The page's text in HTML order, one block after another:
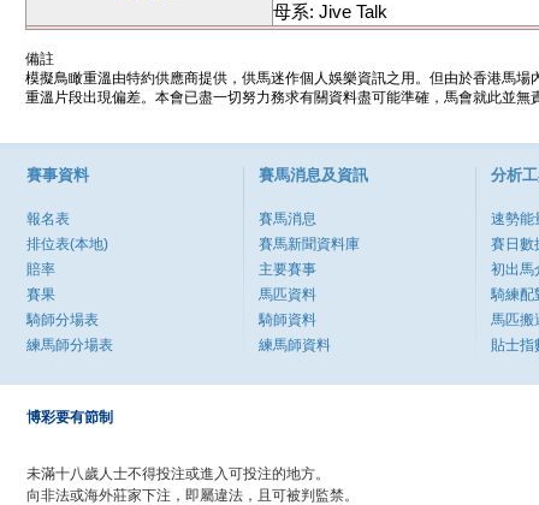
母系: Jive Talk
備註
模擬鳥瞰重溫由特約供應商提供，供馬迷作個人娛樂資訊之用。但由於香港馬
重溫片段出現偏差。本會已盡一切努力務求有關資料盡可能準確，馬會就此並
賽事資料
報名表
排位表(本地)
賠率
賽果
騎師分場表
練馬師分場表
賽馬消息及資訊
賽馬消息
賽馬新聞資料庫
主要賽事
馬匹資料
騎師資料
練馬師資料
分析
速勢能
賽日數
初出馬
騎練配
馬匹搬
貼士指
博彩要有節制
未滿十八歲人士不得投注或進入可投注的地方。
向非法或海外莊家下注，即屬違法，且可被判監禁。